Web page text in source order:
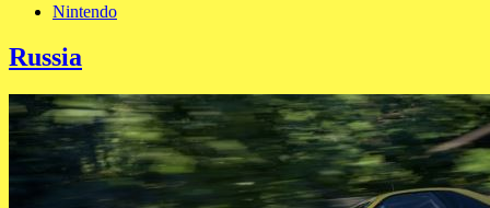
Nintendo
Russia